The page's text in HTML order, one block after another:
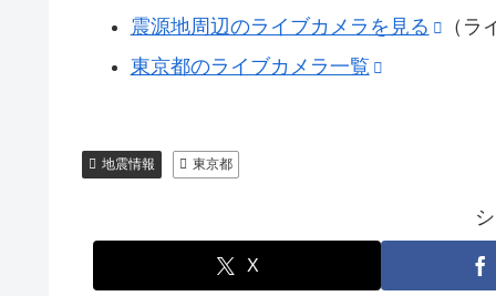
震源地周辺のライブカメラを見る
（ラ
東京都のライブカメラ一覧
地震情報 東京都
X